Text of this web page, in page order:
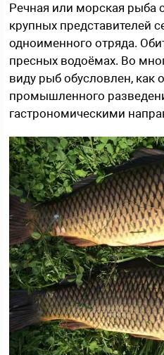
Речная или морская рыба
крупных представителей
одноименного отряда.
пресных водоёмах. Во
виду рыб обусловлен, как
промышленного
гастрономическими